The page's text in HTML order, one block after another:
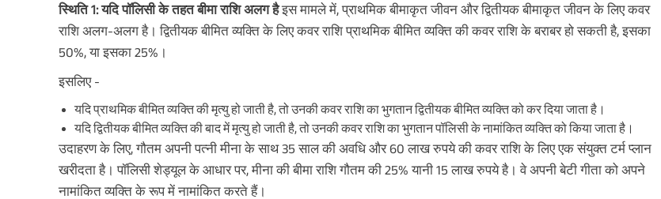
स्थिति 1: यदि पॉलिसी के तहत बीमा राशि अलग हैइस मामले में, प्राथमिक बीमाकृत जीवन और द्वितीयक बीमाकृत जीवन के लिए कवर
राशि अलग-अलग है। द्वितीयक बीमित व्यक्ति के लिए कवर राशि प्राथमिक बीमित व्यक्ति की कवर राशि के बराबर हो सकती है, इसका
50%, या इसका 25%।
इसलिए -
यदि प्राथमिक बीमित व्यक्ति की मृत्यु हो जाती है, तो उनकी कवर राशि का भुगतान द्वितीयक बीमित व्यक्ति को कर दिया जाता है।
यदि द्वितीयक बीमित व्यक्ति की बाद में मृत्यु हो जाती है, तो उनकी कवर राशि का भुगतान पॉलिसी के नामांकित व्यक्ति को किया जाता है।
उदाहरण के लिए, गौतम अपनी पत्नी मीना के साथ 35 साल की अवधि और 60 लाख रुपये की कवर राशि के लिए एक संयुक्त टर्म प्लान
खरीदता है। पॉलिसी शेड्यूल के आधार पर, मीना की बीमा राशि गौतम की 25% यानी 15 लाख रुपये है। वे अपनी बेटी गीता को अपने
नामांकित व्यक्ति के रूप में नामांकित करते हैं।